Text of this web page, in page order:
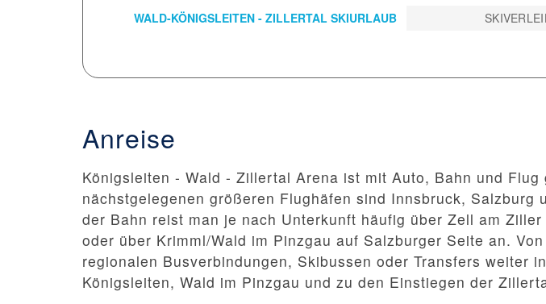
WALD-KÖNIGSLEITEN - ZILLERTAL SKIURLAUB
Anreise
Königsleiten - Wald - Zillertal Arena ist mit Auto, Bahn und Flug
nächstgelegenen größeren Flughäfen sind Innsbruck, Salzburg
der Bahn reist man je nach Unterkunft häufig über Zell am
oder über Krimml/Wald im Pinzgau auf Salzburger Seite an.
regionalen Busverbindungen, Skibussen oder Transfers weiter
Königsleiten, Wald im Pinzgau und zu den Einstiegen der